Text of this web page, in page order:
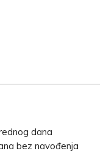
dana
bez navođenja